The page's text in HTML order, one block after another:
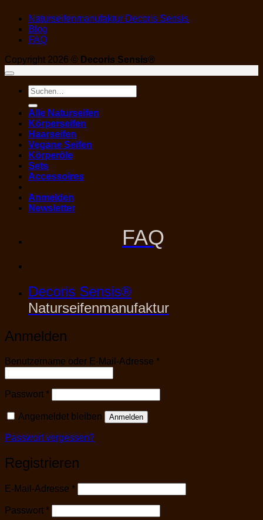
Naturseifenmanufaktur Decoris Sensis
Blog
FAQ
Copyright 2026 © Decoris Sensis®
Suchen
nach:
Alle Naturseifen
Körperseifen
Haarseifen
Vegane Seifen
Körperöle
Sets
Accessoires
Anmelden
Newsletter
FAQ
Decoris Sensis®
Naturseifenmanufaktur
Anmelden
Benutzername oder E-Mail-Adresse *Erforderlich
Passwort *Erforderlich
Angemeldet bleiben Anmelden
Passwort vergessen?
Registrieren
E-Mail-Adresse *Erforderlich
Passwort *Erforderlich